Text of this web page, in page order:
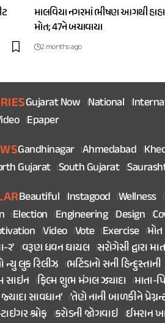
માલવિયા નગરમાં ભીષણ આગથી
મોત; 47ને બચાવાયા
2 months ago
Gujarat Now National
Epaper
Gandhinagar Ahmedabad
Gujarat South Gujarat
Beautiful Instagood Wellness
Election Engineering Design
Video Vote Exercise મોત
૨' વરૂણ ધવન ઘાયલ સરોગેસી દ્વારા
ન્યુ લુક રિલીઝ ભટિંડાનો સની હિન્દુસ્તાની
સાઇન ફિલ્મ શુભ મંગલ ઝ્યાદા માતા-
સાવધાન' 'તેણે નાની બાળકીને
શ્રોફ કરોડની જોગવાઇ ઈમરાન